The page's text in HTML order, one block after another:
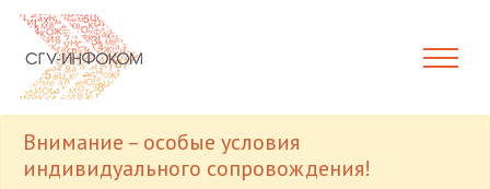
Внимание – особые условия
индивидуального сопровождения!